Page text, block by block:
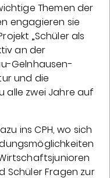
Themen der
engagieren sie
„Schüler als
an der
Gelnhausen-
und die
alle zwei Jahre auf
ins CPH, wo sich
Schüler Fragen zur